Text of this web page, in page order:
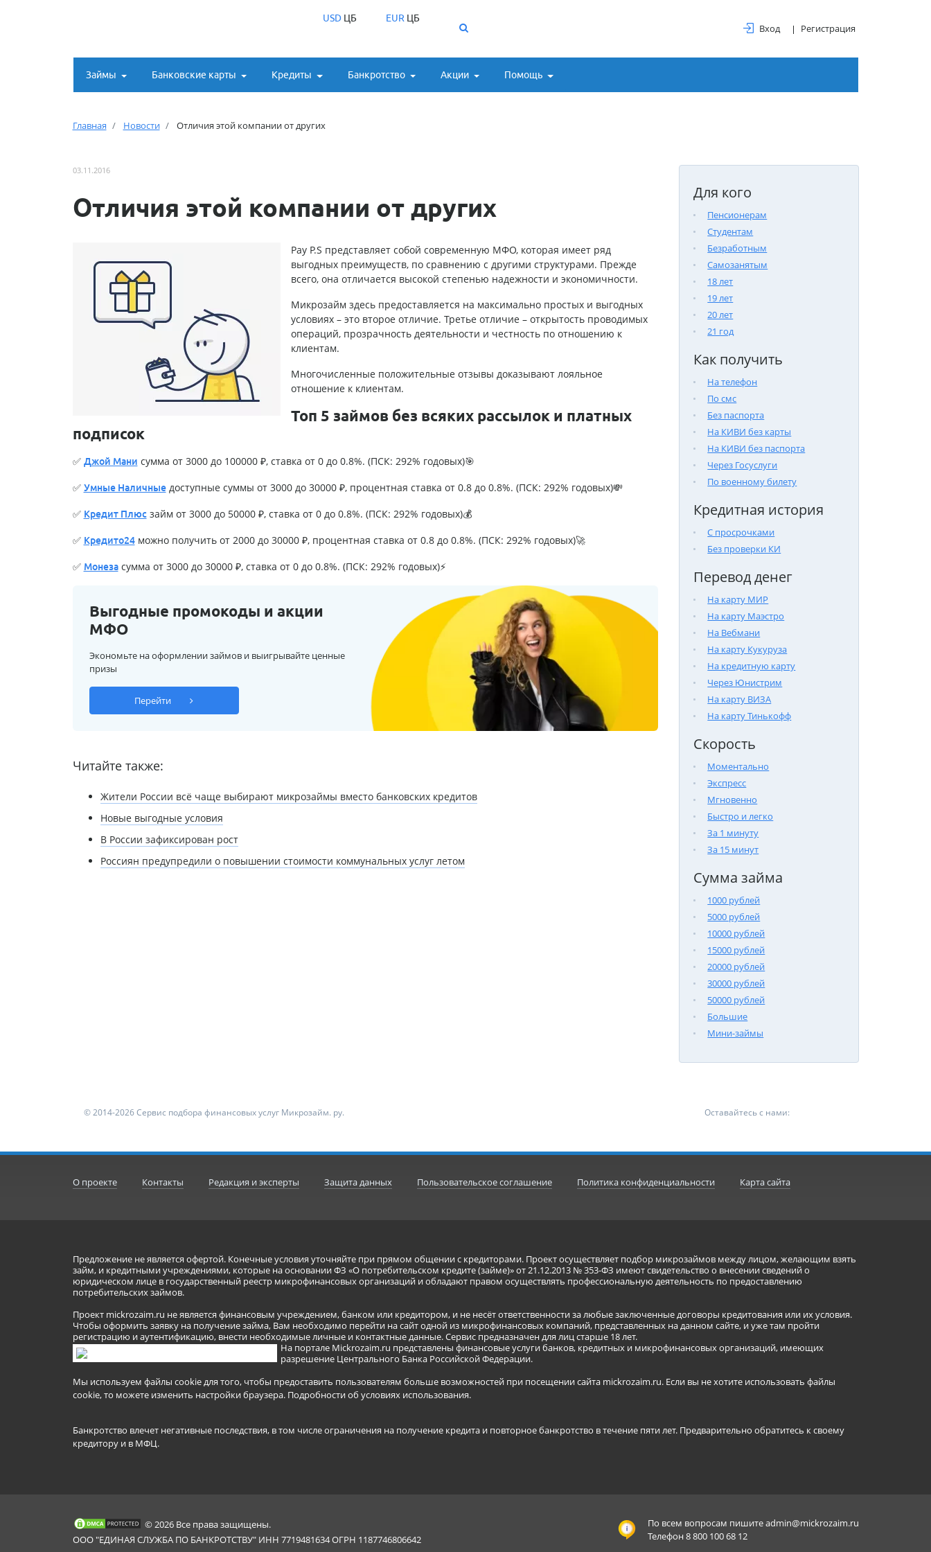
USDЦБ EUR ЦБ
Вход Регистрация
Займы Банковские карты Кредиты Банкротство Акции Помощь
Главная Новости Отличия этой компании от других
Для кого
Пенсионерам
Студентам
Безработным
Самозанятым
18 лет
19 лет
20 лет
21 год
Как получить
На телефон
По смс
Без паспорта
На КИВИ без карты
На КИВИ без паспорта
Через Госуслуги
По военному билету
Кредитная история
С просрочками
Без проверки КИ
Перевод денег
На карту МИР
На карту Маэстро
На Вебмани
На карту Кукуруза
На кредитную карту
Через Юнистрим
На карту ВИЗА
На карту Тинькофф
Скорость
Моментально
Экспресс
Мгновенно
Быстро и легко
За 1 минуту
За 15 минут
Сумма займа
1000 рублей
5000 рублей
10000 рублей
15000 рублей
20000 рублей
30000 рублей
50000 рублей
Большие
Мини-займы
03.11.2016
Отличия этой компании от других
Pay P.S представляет собой современную МФО, которая имеет ряд
выгодных преимуществ, по сравнению с другими структурами. Прежде
всего, она отличается высокой степенью надежности и экономичности.
Микрозайм здесь предоставляется на максимально простых и выгодных
условиях – это второе отличие. Третье отличие – открытость проводимых
операций, прозрачность деятельности и честность по отношению к
клиентам.
Многочисленные положительные отзывы доказывают лояльное
отношение к клиентам.
Топ 5 займов без всяких рассылок и платных
подписок
✅ Джой Мани сумма от 3000 до 100000 ₽, ставка от 0 до 0.8%. (ПСК: 292% годовых)🎯
✅ Умные Наличныедоступные суммы от 3000 до 30000 ₽, процентная ставка от 0.8 до 0.8%. (ПСК: 292% годовых)💸
✅ Кредит Плюсзайм от 3000 до 50000 ₽, ставка от 0 до 0.8%. (ПСК: 292% годовых)💰
✅ Кредито24можно получить от 2000 до 30000 ₽, процентная ставка от 0.8 до 0.8%. (ПСК: 292% годовых)🚀
✅ Монезасумма от 3000 до 30000 ₽, ставка от 0 до 0.8%. (ПСК: 292% годовых)⚡
Выгодные промокоды и акции
МФО
Экономьте на оформлении займов и выигрывайте ценные
призы
Перейти
Читайте также:
Жители России всё чаще выбирают микрозаймы вместо банковских кредитов
Новые выгодные условия
В России зафиксирован рост
Россиян предупредили о повышении стоимости коммунальных услуг летом
© 2014-2026 Сервис подбора финансовых услуг Микрозайм. ру. Оставайтесь с нами:
О проекте Контакты Редакция и эксперты Защита данных Пользовательское соглашение Политика конфиденциальности Карта сайта
Предложение не является офертой. Конечные условия уточняйте при прямом общении с кредиторами. Проект осуществляет подбор микрозаймов между лицом, желающим взять
займ, и кредитными учреждениями, которые на основании ФЗ «О потребительском кредите (займе)» от 21.12.2013 № 353-ФЗ имеют свидетельство о внесении сведений о
юридическом лице в государственный реестр микрофинансовых организаций и обладают правом осуществлять профессиональную деятельность по предоставлению
потребительских займов.
Проект mickrozaim.ru не является финансовым учреждением, банком или кредитором, и не несёт ответственности за любые заключенные договоры кредитования или их условия.
Чтобы оформить заявку на получение займа, Вам необходимо перейти на сайт одной из микрофинансовых компаний, представленных на данном сайте, и уже там пройти
регистрацию и аутентификацию, внести необходимые личные и контактные данные. Сервис предназначен для лиц старше 18 лет.
На портале Mickrozaim.ru представлены финансовые услуги банков, кредитных и микрофинансовых организаций, имеющих
разрешение Центрального Банка Российской Федерации.
Мы используем файлы cookie для того, чтобы предоставить пользователям больше возможностей при посещении сайта mickrozaim.ru. Если вы не хотите использовать файлы
cookie, то можете изменить настройки браузера. Подробности об условиях использования.
Банкротство влечет негативные последствия, в том числе ограничения на получение кредита и повторное банкротство в течение пяти лет. Предварительно обратитесь к своему
кредитору и в МФЦ.
По всем вопросам пишитеadmin@mickrozaim.ru
Телефон 8 800 100 68 12
© 2026 Все права защищены.
ООО "ЕДИНАЯ СЛУЖБА ПО БАНКРОТСТВУ" ИНН 7719481634 ОГРН 1187746806642